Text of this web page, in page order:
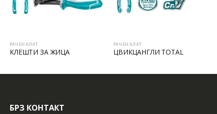
РАЧЕН АЛАТ
КЛЕШТИ ЗА ЖИЦА
РАЧЕН АЛАТ
ЦВИКЦАНГЛИ TOTAL
БРЗ КОНТАКТ